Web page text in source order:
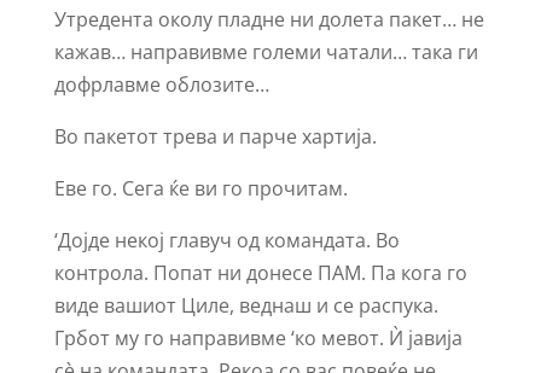
Утредента околу пладне ни долета пакет… не
кажав… направивме големи чатали… така ги
дофрлавме облозите…
Во пакетот трева и парче хартија.
Еве го. Сега ќе ви го прочитам.
‘Дојде некој главуч од командата. Во
контрола. Попат ни донесе ПАМ. Па кога го
виде вашиот Циле, веднаш и се распука.
Грбот му го направивме ‘ко мевот. Ѝ јавија